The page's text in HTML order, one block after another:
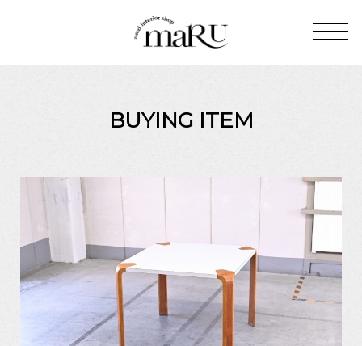
BUYING ITEM